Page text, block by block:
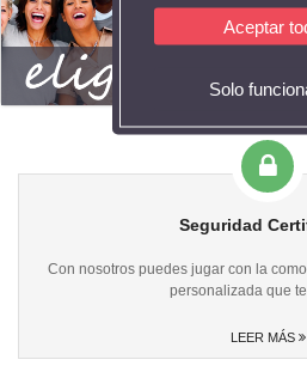
Seguridad
Con nosotros puedes jugar con la
personalizada que
LEER MÁS
Aceptar
Solo